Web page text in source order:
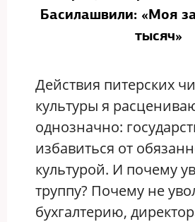
Басилашвили: «Моя
тысяч»
Действия питерских
культуры я
однозначно:
избавиться от
культурой. И почему
труппу? Почему не
бухгалтерию,